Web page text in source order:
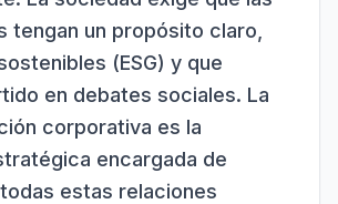
tengan un propósito claro,
(ESG) y que
en debates sociales. La
corporativa es la
encargada de
estas relaciones